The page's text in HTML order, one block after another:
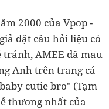
2000 của Vpop -
đặt câu hỏi liệu có
tránh, AMEE đã mau
Anh trên trang cá
cutie bro" (Tạm
thương nhất của